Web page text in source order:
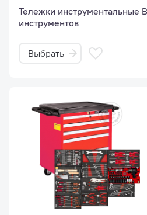
Тележки инструментальные
инструментов
Выбрать